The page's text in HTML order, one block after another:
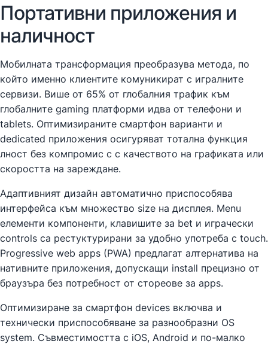
Портативни приложения и
наличност
Мобилната трансформация преобразува метода, по
който именно клиентите комуникират с игралните
сервизи. Више от 65% от глобалния трафик към
глобалните gaming платформи идва от телефони и
tablets. Оптимизираните смартфон варианти и
dedicated приложения осигуряват тотална функция
лност без компромис с с качеството на графиката или
скоростта на зареждане.
Адаптивният дизайн автоматично приспособява
интерфейса към множество size на дисплея. Menu
елементи компоненти, клавишите за bet и играчески
controls са рестуктурирани за удобно употреба с touch.
Progressive web apps (PWA) предлагат алтернатива на
нативните приложения, допускащи install прецизно от
браузъра без потребност от стореове за apps.
Оптимизиране за смартфон devices включва и
технически приспособяване за разнообразни OS
system. Съвместимостта с iOS, Android и по-малко